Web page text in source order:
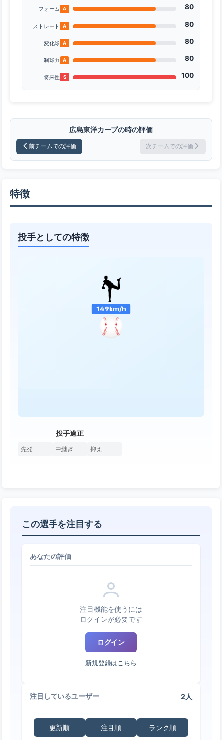
フォーム A 80
ストレート A 80
変化球 A 80
制球力 A 80
将来性 S 100
広島東洋カープの時の評価
前チームでの評価 次チームでの評価
特徴
投手としての特徴
149km/h
投手適正
先発 中継ぎ 抑え
この選手を注目する
あなたの評価
注目機能を使うには
ログインが必要です
ログイン
新規登録はこちら
注目しているユーザー 2人
更新順 注目順 ランク順